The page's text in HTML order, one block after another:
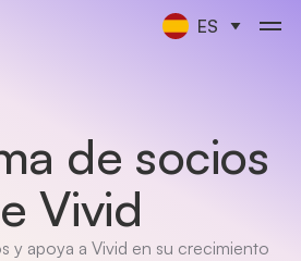
ES
de socios
Vivid
y apoya a Vivid en su crecimiento